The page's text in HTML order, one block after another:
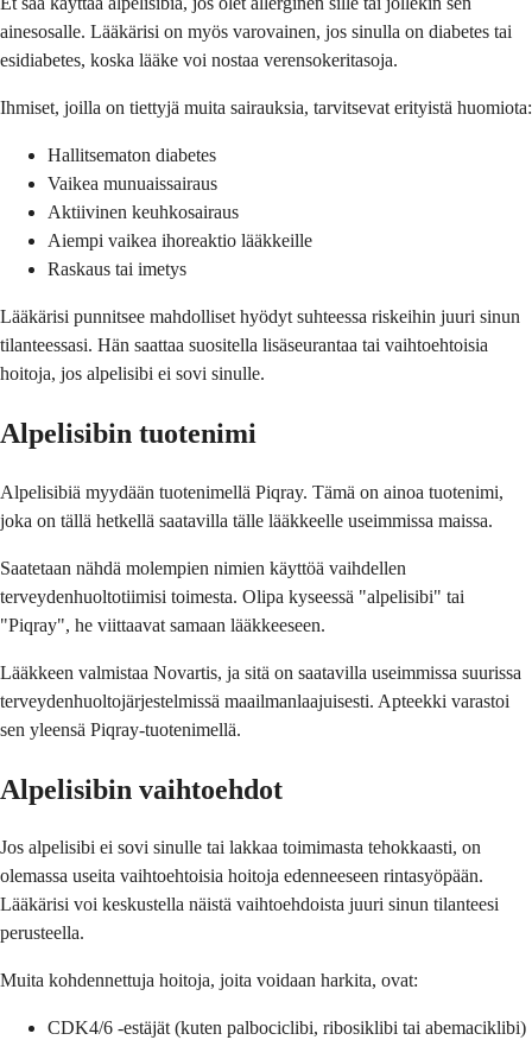
ainesosalle. Lääkärisi on myös varovainen, jos sinulla on diabetes tai
esidiabetes, koska lääke voi nostaa verensokeritasoja.
Ihmiset, joilla on tiettyjä muita sairauksia, tarvitsevat erityistä huomiota:
Hallitsematon diabetes
Vaikea munuaissairaus
Aktiivinen keuhkosairaus
Aiempi vaikea ihoreaktio lääkkeille
Raskaus tai imetys
Lääkärisi punnitsee mahdolliset hyödyt suhteessa riskeihin juuri sinun
tilanteessasi. Hän saattaa suositella lisäseurantaa tai vaihtoehtoisia
hoitoja, jos alpelisibi ei sovi sinulle.
Alpelisibin tuotenimi
Alpelisibiä myydään tuotenimellä Piqray. Tämä on ainoa tuotenimi,
joka on tällä hetkellä saatavilla tälle lääkkeelle useimmissa maissa.
Saatetaan nähdä molempien nimien käyttöä vaihdellen
terveydenhuoltotiimisi toimesta. Olipa kyseessä "alpelisibi" tai
"Piqray", he viittaavat samaan lääkkeeseen.
Lääkkeen valmistaa Novartis, ja sitä on saatavilla useimmissa suurissa
terveydenhuoltojärjestelmissä maailmanlaajuisesti. Apteekki varastoi
sen yleensä Piqray-tuotenimellä.
Alpelisibin vaihtoehdot
Jos alpelisibi ei sovi sinulle tai lakkaa toimimasta tehokkaasti, on
olemassa useita vaihtoehtoisia hoitoja edenneeseen rintasyöpään.
Lääkärisi voi keskustella näistä vaihtoehdoista juuri sinun tilanteesi
perusteella.
Muita kohdennettuja hoitoja, joita voidaan harkita, ovat:
CDK4/6 -estäjät (kuten palbociclibi, ribosiklibi tai abemaciklibi)